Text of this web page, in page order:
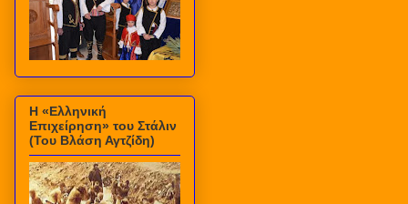
Η «Ελληνική
Επιχείρηση» του Στάλιν
(Του Βλάση Αγτζίδη)